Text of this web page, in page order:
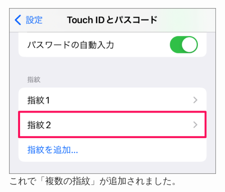
これで「複数の指紋」が追加されました。